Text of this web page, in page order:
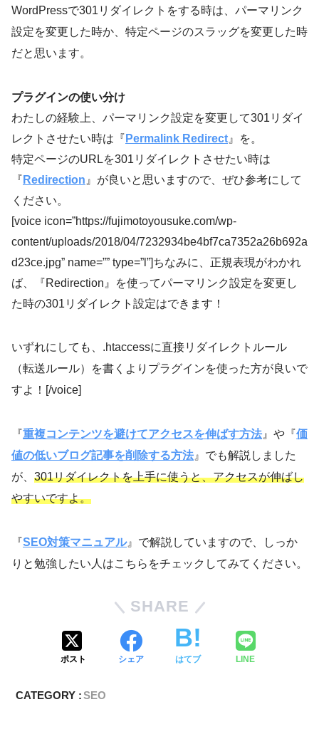
WordPressで301リダイレクトをする時は、パーマリンク
設定を変更した時か、特定ページのスラッグを変更した時
だと思います。
プラグインの使い分け
わたしの経験上、パーマリンク設定を変更して301リダイ
レクトさせたい時は『 Permalink Redirect 』を。
特定ページのURLを301リダイレクトさせたい時は
『 Redirection 』が良いと思いますので、ぜひ参考にして
ください。
[voice icon=”https://fujimotoyousuke.com/wp-
content/uploads/2018/04/7232934be4bf7ca7352a26b692a
d23ce.jpg” name=”” type=”l”]ちなみに、正規表現がわかれ
ば、『Redirection』を使ってパーマリンク設定を変更し
た時の301リダイレクト設定はできます！
いずれにしても、.htaccessに直接リダイレクトルール
（転送ルール）を書くよりプラグインを使った方が良いで
すよ！[/voice]
『重複コンテンツを避けてアクセスを伸ばす方法 』や『価
値の低いブログ記事を削除する方法 』でも解説しました
が、 301リダイレクトを上手に使うと、アクセスが伸ばし
やすいですよ。
『SEO対策マニュアル』で解説していますので、しっか
りと勉強したい人はこちらをチェックしてみてください。
SHARE
ポスト シェア はてブ LINE
CATEGORY :SEO